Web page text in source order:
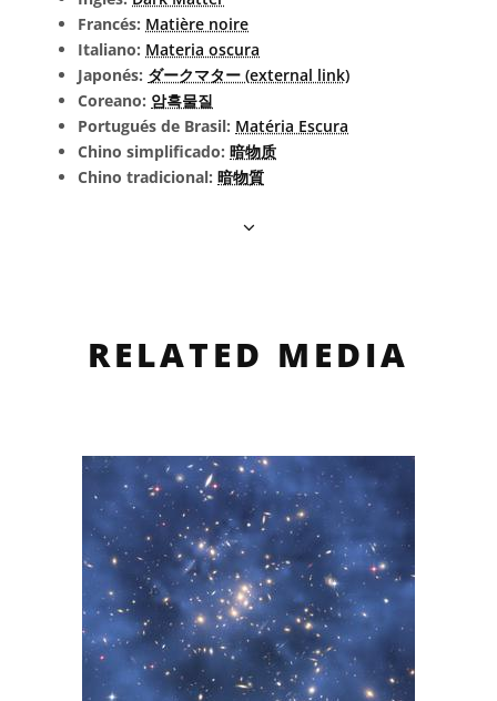
Francés: Matière noire
Italiano: Materia oscura
Japonés: ダークマター (external link)
Coreano: 암흑물질
Portugués de Brasil: Matéria Escura
Chino simplificado: 暗物质
Chino tradicional: 暗物質
RELATED MEDIA